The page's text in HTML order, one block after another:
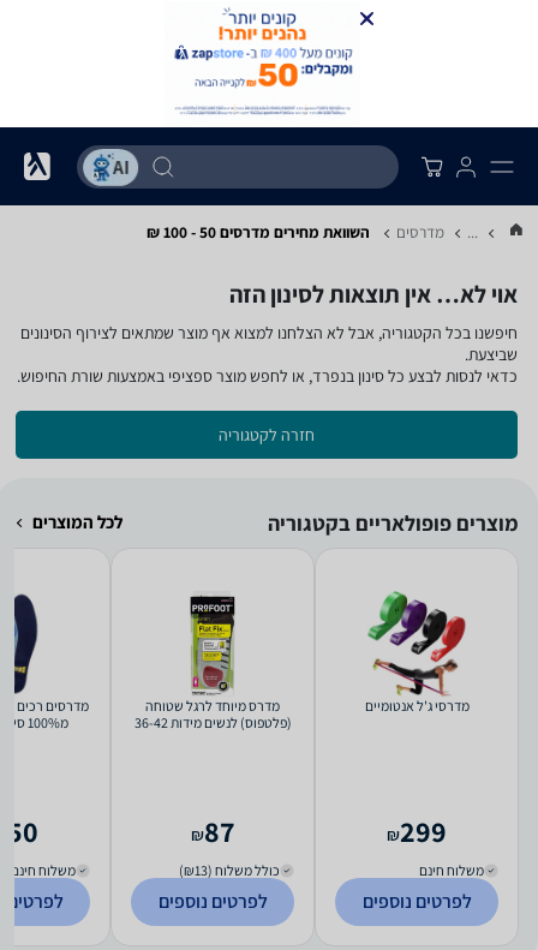
... מדרסים השוואת מחירים מדרסים ‏50 - 100 ‏₪
אוי לא… אין תוצאות לסינון הזה
חיפשנו בכל הקטגוריה, אבל לא הצלחנו למצוא אף מוצר שמתאים לצירוף הסינונים
שביצעת.
כדאי לנסות לבצע כל סינון בנפרד, או לחפש מוצר ספציפי באמצעות שורת החיפוש.
חזרה לקטגוריה
מוצרים פופולאריים בקטגוריה לכל המוצרים
מדרסי ג'ל אנטומיים
299
₪
משלוח חינם
לפרטים נוספים
מדרס מיוחד לרגל שטוחה
(פלטפוס) לנשים מידות 36-42
87
₪
כולל משלוח (₪13)
לפרטים נוספים
מדרסים רכים
משלוח חינם
לפרטים